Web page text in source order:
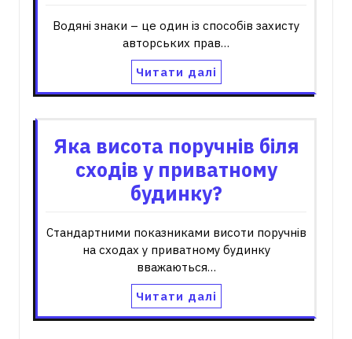
Водяні знаки – це один із способів захисту
авторських прав…
Читати далі
Яка висота поручнів біля
сходів у приватному
будинку?
Стандартними показниками висоти поручнів
на сходах у приватному будинку
вважаються…
Читати далі